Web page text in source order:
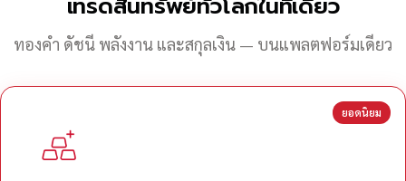
ทองคำ ดัชนี พลังงาน และสกุลเงิน — บนแพลตฟอร์มเดียว
ยอดนิยม